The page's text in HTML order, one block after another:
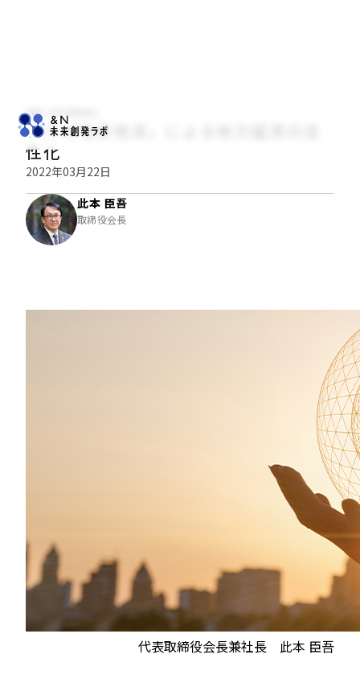
NRI JOURNAL
「ITの地産地消」による地方経済の活
性化
2022年03月22日
此本 臣吾
取締役会長
代表取締役会長兼社長 此本 臣吾